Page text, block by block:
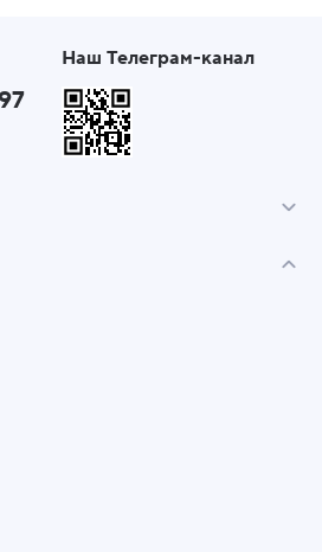
Наш Телеграм-канал